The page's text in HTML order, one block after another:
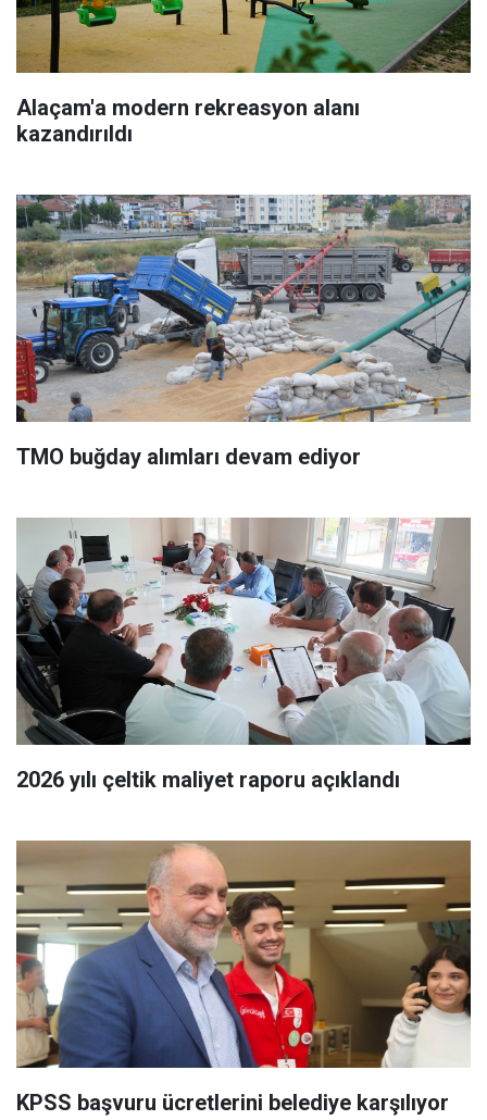
Alaçam'a modern rekreasyon alanı
kazandırıldı
TMO buğday alımları devam ediyor
2026 yılı çeltik maliyet raporu açıklandı
KPSS başvuru ücretlerini belediye karşılıyor